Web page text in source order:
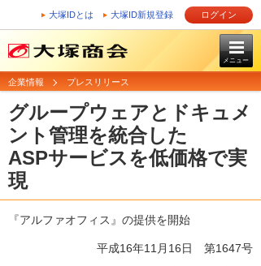
大塚IDとは 大塚ID新規登録 ログイン
メニュー
企業情報 プレスリリース
グループウェアとドキュメ
ント管理を統合した
ASPサービスを低価格で実
現
『アルファオフィス』の提供を開始
平成16年11月16日 第1647号